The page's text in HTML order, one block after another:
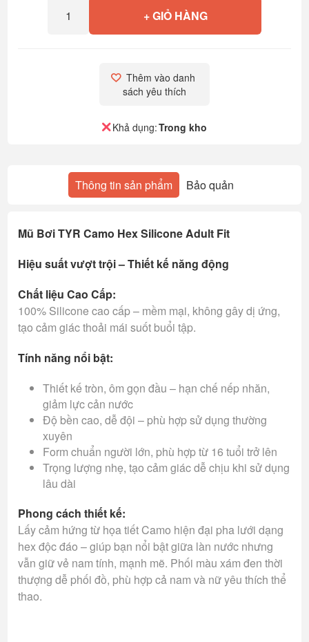
+ GIỎ HÀNG
Thêm vào danh
sách yêu thích
Khả dụng:Trong kho
Thông tin sản phẩm Bảo quản
Mũ Bơi TYR Camo Hex Silicone Adult Fit
Hiệu suất vượt trội – Thiết kế năng động
Chất liệu Cao Cấp:
100% Silicone cao cấp – mềm mại, không gây dị ứng,
tạo cảm giác thoải mái suốt buổi tập.
Tính năng nổi bật:
Thiết kế tròn, ôm gọn đầu – hạn chế nếp nhăn,
giảm lực cản nước
Độ bền cao, dễ đội – phù hợp sử dụng thường
xuyên
Form chuẩn người lớn, phù hợp từ 16 tuổi trở lên
Trọng lượng nhẹ, tạo cảm giác dễ chịu khi sử dụng
lâu dài
Phong cách thiết kế:
Lấy cảm hứng từ họa tiết Camo hiện đại pha lưới dạng
hex độc đáo – giúp bạn nổi bật giữa làn nước nhưng
vẫn giữ vẻ nam tính, mạnh mẽ. Phối màu xám đen thời
thượng dễ phối đồ, phù hợp cả nam và nữ yêu thích thể
thao.